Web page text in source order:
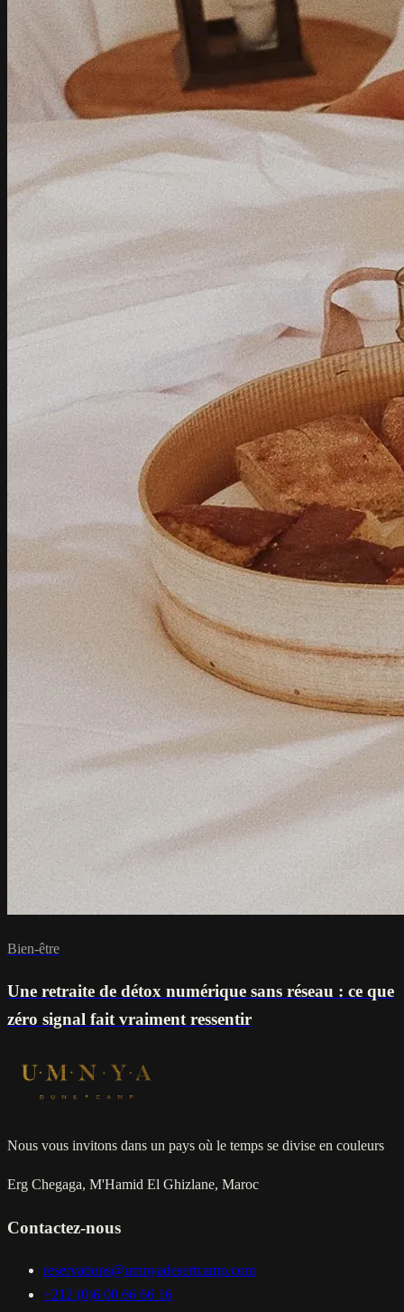
Bien-être
Une retraite de détox numérique sans réseau : ce que
zéro signal fait vraiment ressentir
Nous vous invitons dans un pays où le temps se divise en couleurs
Erg Chegaga, M'Hamid El Ghizlane, Maroc
Contactez-nous
reservations@umnyadesertcamp.com
+212 (0)6 00 66 66 16